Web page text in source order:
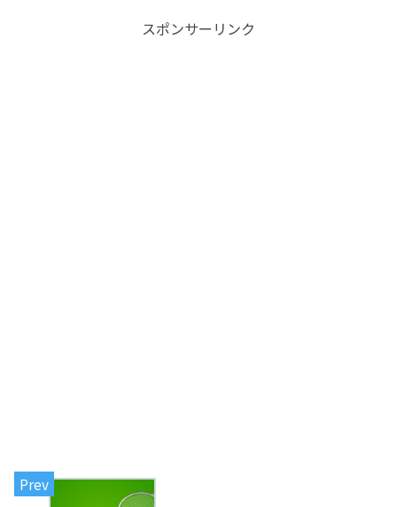
スポンサーリンク